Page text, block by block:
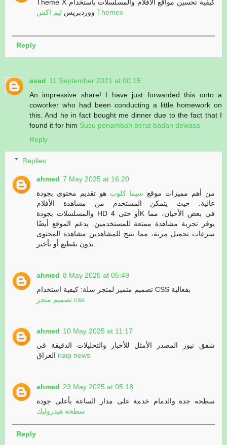
Theme X كيفية تحسين مواقع الأفلام والمسلسلات باستخدام
ووردبريس ثيم اكس Themex
Reply
asad 11 September 2021 at 00:15
An impressive share! I have just forwarded this onto a
coworker who had been conducting a little homework on
this. And he in fact bought me dinner due to the fact that I
found it for him Susu penambah berat badan dewasa
Reply
Replies
ahmed 7 May 2025 at 16:20
من أهم مميزات موقع سيما كلوب هو تقديم محتوى بجودة
عالية. حيث يتمكن المستخدم من مشاهدة الأفلام
والمسلسلات بجودة HD أو حتى 4K في بعض الأحيان، مما
يوفر تجربة مشاهدة ممتعة للمستخدمين. يدعم الموقع أيضًا
سرعات تحميل مرنة، مما يتيح للمشاهدين مشاهدة المحتوى
ahmed 8 May 2025 at 05:49
تصميم متميز لمتجر سلة: كيفية استخدام CSS بفعالية
تصميم متجر css
ahmed 10 May 2025 at 11:17
شفق نيوز المصدر الأمثل للأخبار والتحليلات الدقيقة في
iraqi news
ahmed 23 May 2025 at 05:18
سطحه جدة والدمام خدمة على مدار الساعة بأعلى جودة
سطحة هيدروليك
Reply